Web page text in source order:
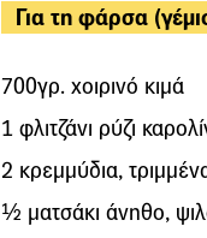
Για τη φάρσα
700γρ. χοιρινό κιμά
1 φλιτζάνι ρύζι
2 κρεμμύδια,
½ ματσάκι άνηθο,